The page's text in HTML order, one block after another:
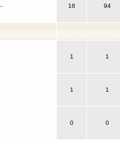
16 94
1 1
1 1
0 0